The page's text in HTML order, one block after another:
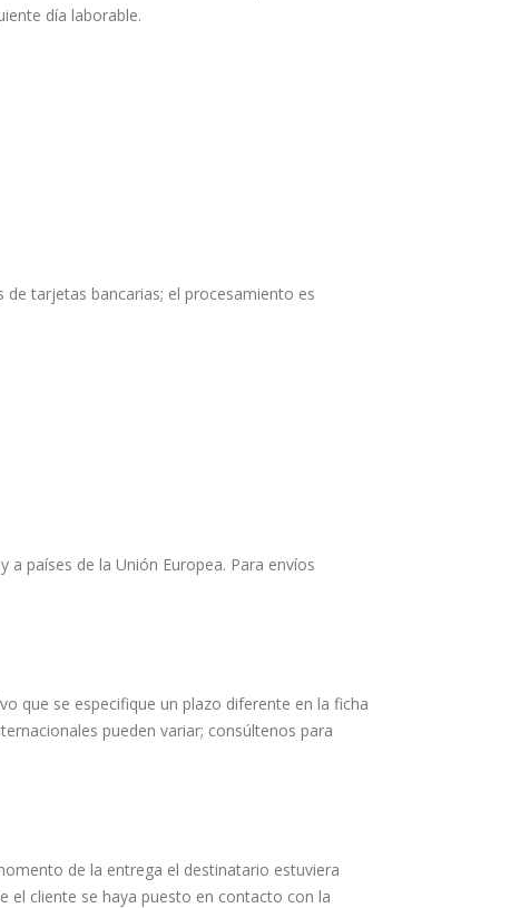
día laborable.
de tarjetas bancarias; el procesamiento es
países de la Unión Europea. Para envíos
que se especifique un plazo diferente en la ficha
pueden variar; consúltenos para
de la entrega el destinatario estuviera
el cliente se haya puesto en contacto con la